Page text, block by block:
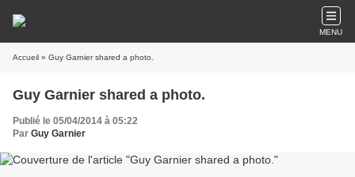
MENU
Accueil » Guy Garnier shared a photo.
Guy Garnier shared a photo.
Publié le 05/04/2014 à 05:22
Par Guy Garnier